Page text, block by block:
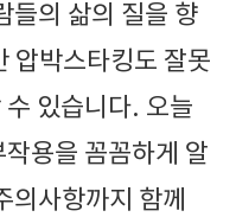
들의 삶의 질을 향
압박스타킹도 잘못
있습니다. 오늘
용을 꼼꼼하게 알
의사항까지 함께